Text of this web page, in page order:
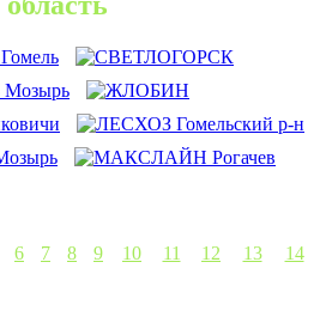
6 7 8 9 10 11 12 13 14